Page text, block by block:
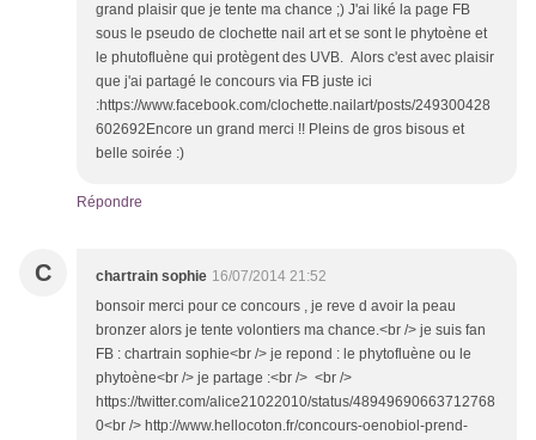
grand plaisir que je tente ma chance ;) J'ai liké la page FB
sous le pseudo de clochette nail art et se sont le phytoène et
le phutofluène qui protègent des UVB. Alors c'est avec plaisir
que j'ai partagé le concours via FB juste ici
:https://www.facebook.com/clochette.nailart/posts/249300428
602692Encore un grand merci !! Pleins de gros bisous et
belle soirée :)
Répondre
C chartrain sophie 16/07/2014 21:52
bonsoir merci pour ce concours , je reve d avoir la peau
bronzer alors je tente volontiers ma chance.<br /> je suis fan
FB : chartrain sophie<br /> je repond : le phytofluène ou le
phytoène<br /> je partage :<br /> <br />
https://twitter.com/alice21022010/status/48949690663712768
0<br /> http://www.hellocoton.fr/concours-oenobiol-prend-